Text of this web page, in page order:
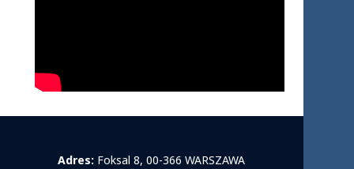
Adres: Foksal 8, 00-366 WARSZAWA